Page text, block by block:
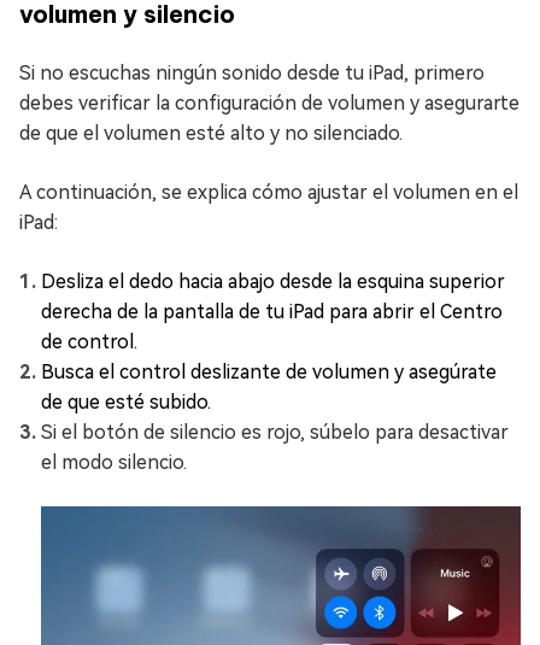
volumen y silencio
Si no escuchas ningún sonido desde tu iPad, primero
debes verificar la configuración de volumen y asegurarte
de que el volumen esté alto y no silenciado.
A continuación, se explica cómo ajustar el volumen en el
iPad:
Desliza el dedo hacia abajo desde la esquina superior
derecha de la pantalla de tu iPad para abrir el Centro
de control.
Busca el control deslizante de volumen y asegúrate
de que esté subido.
Si el botón de silencio es rojo, súbelo para desactivar
el modo silencio.